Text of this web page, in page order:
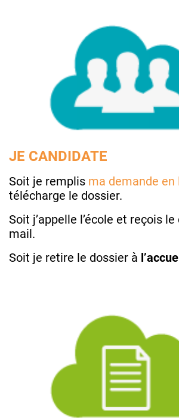
JE CANDIDATE
Soit je remplis ma demande en
télécharge le dossier.
Soit j’appelle l’école et reçois
mail.
Soit je retire le dossier à